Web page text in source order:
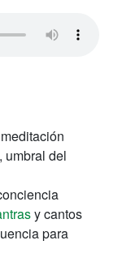
umbral del
y cantos
para